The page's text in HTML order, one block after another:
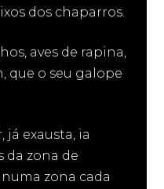
dos chaparros.
aves de rapina,
que o seu galope
já exausta, ia
da zona de
zona cada